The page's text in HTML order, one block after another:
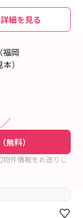
詳細を見る
料）
件情報をお送りし